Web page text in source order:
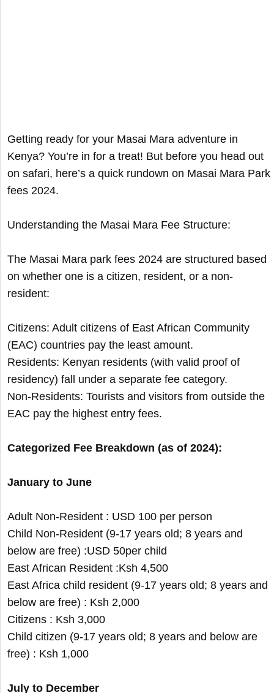
Getting ready for your Masai Mara adventure in
Kenya? You’re in for a treat! But before you head out
on safari, here’s a quick rundown on Masai Mara Park
fees 2024.
Understanding the Masai Mara Fee Structure:
The Masai Mara park fees 2024 are structured based
on whether one is a citizen, resident, or a non-
resident:
Citizens: Adult citizens of East African Community
(EAC) countries pay the least amount.
Residents: Kenyan residents (with valid proof of
residency) fall under a separate fee category.
Non-Residents: Tourists and visitors from outside the
EAC pay the highest entry fees.
Categorized Fee Breakdown (as of 2024):
January to June
Adult Non-Resident : USD 100 per person
Child Non-Resident (9-17 years old; 8 years and
below are free) :USD 50per child
East African Resident :Ksh 4,500
East Africa child resident (9-17 years old; 8 years and
below are free) : Ksh 2,000
Citizens : Ksh 3,000
Child citizen (9-17 years old; 8 years and below are
free) : Ksh 1,000
July to December